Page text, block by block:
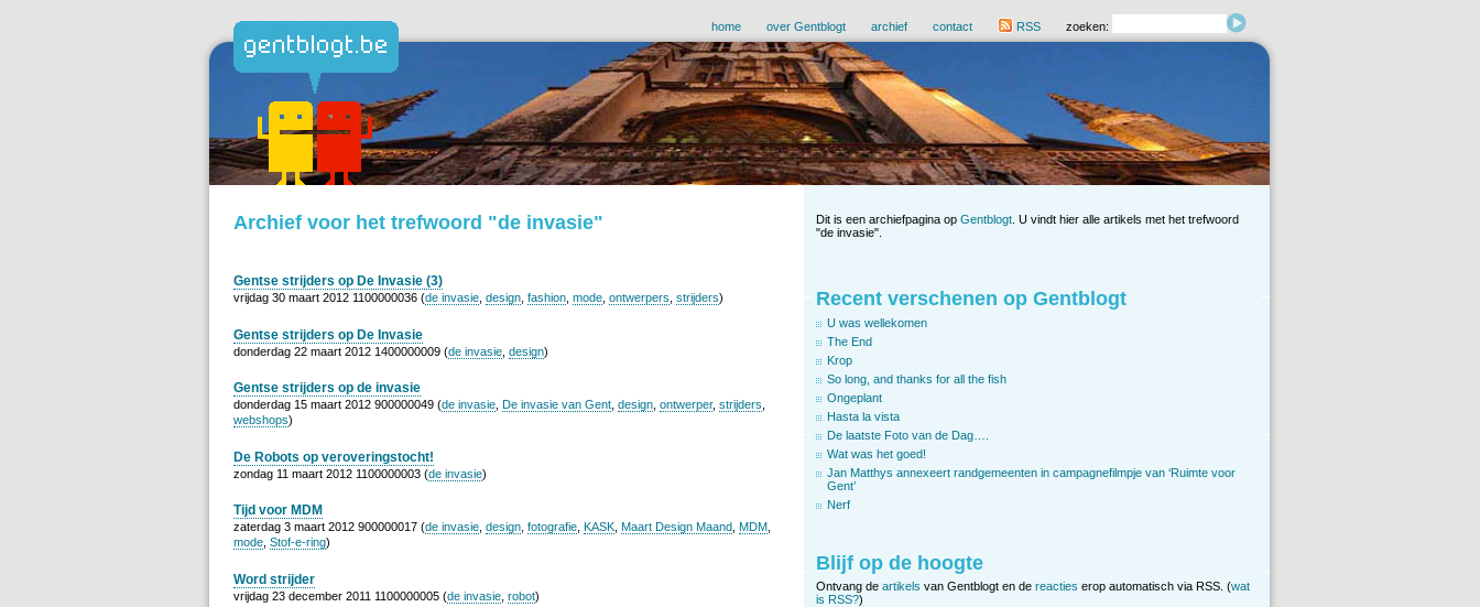
home over Gentblogt archief contact RSS zoeken:
Archief voor het trefwoord "de invasie"
Gentse strijders op De Invasie (3)
vrijdag 30 maart 2012 1100000036 (de invasie design fashion mode ontwerpers strijders)
Gentse strijders op De Invasie
donderdag 22 maart 2012 1400000009 (de invasie design)
Gentse strijders op de invasie
donderdag 15 maart 2012 900000049 (de invasie De invasie van Gent design ontwerper, strijders
webshops)
De Robots op veroveringstocht!
zondag 11 maart 2012 1100000003 (de invasie)
Tijd voor MDM
zaterdag 3 maart 2012 900000017 (de invasie design fotografie KASK Maart Design Maand MDM
mode Stof-e-ring)
Word strijder
vrijdag 23 december 2011 1100000005 (de invasie robot)
Dit is een archiefpagina op Gentblogt . U vindt hier alle artikels met het trefwoord
"de invasie".
Recent verschenen op Gentblogt
U was wellekomen
The End
Krop
So long, and thanks for all the fish
Ongeplant
Hasta la vista
De laatste Foto van de Dag….
Wat was het goed!
Jan Matthys annexeert randgemeenten in campagnefilmpje van ‘Ruimte voor
Gent’
Nerf
Blijf op de hoogte
Ontvang de artikels van Gentblogt en de reacties erop automatisch via RSS. (wat
is RSS?)